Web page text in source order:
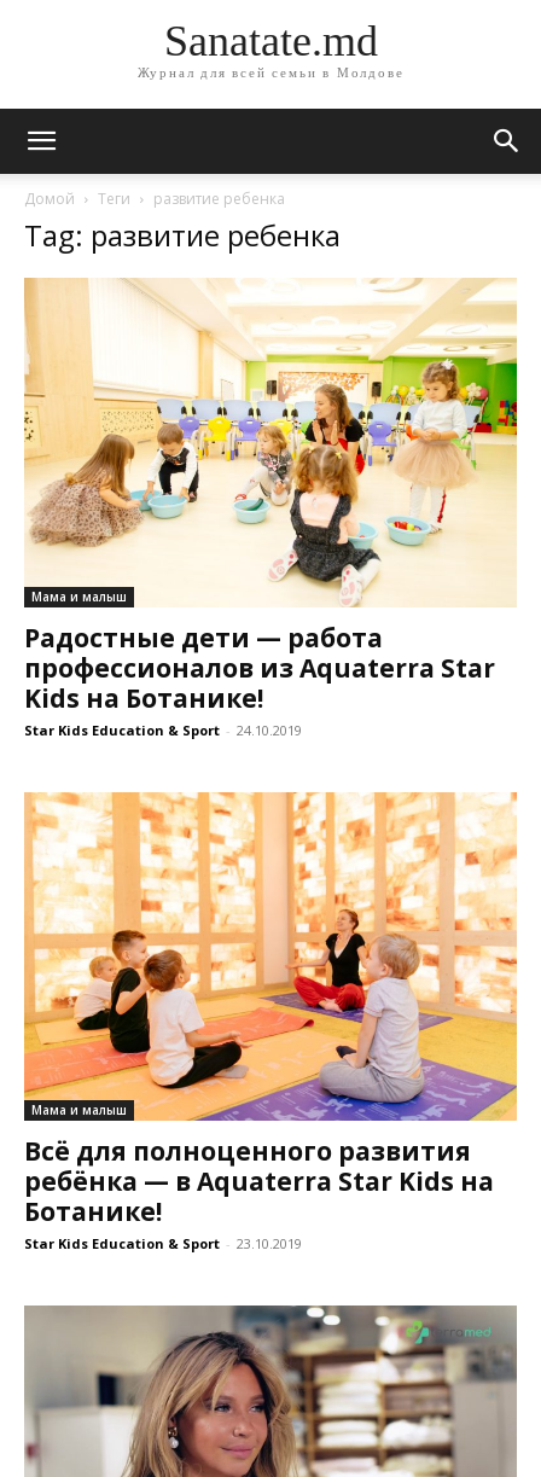
Sanatate.md
Журнал для всей семьи в Молдове
Домой Теги развитие ребенка
Tag: развитие ребенка
Мама и малыш
Радостные дети — работа
профессионалов из Aquaterra Star
Kids на Ботанике!
Star Kids Education & Sport - 24.10.2019
Мама и малыш
Всё для полноценного развития
ребёнка — в Aquaterra Star Kids на
Ботанике!
Star Kids Education & Sport - 23.10.2019